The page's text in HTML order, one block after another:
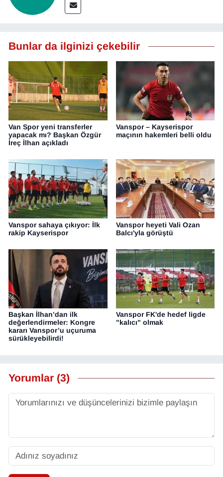
Bunlar da ilginizi çekebilir
Van Spor yeni transferler
yapacak mı? Başkan Özgür
İreç İlhan açıkladı
Vanspor – Kayserispor
maçının hakemleri belli oldu
Vanspor sahaya çıkıyor: İlk
rakip Kayserispor
Vanspor heyeti Vali Ozan
Balcı'yla görüştü
Başkan İlhan’dan ilk
değerlendirmeler: Kongre
kararı Vanspor’u uçuruma
sürükleyebilirdi!
Vanspor FK'de hedef ligde
"kalıcı" olmak
Yorumlar (3)